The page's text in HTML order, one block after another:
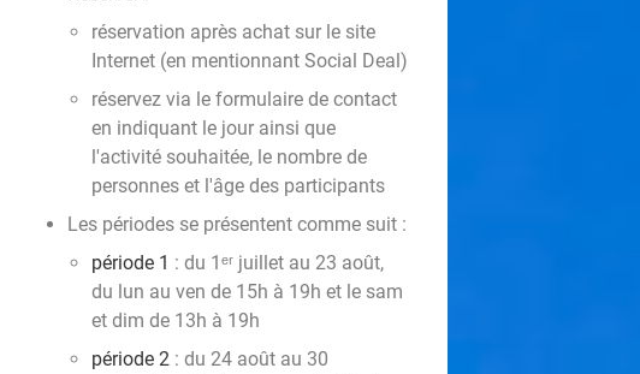
réservation après achat sur le site
Internet (en mentionnant Social Deal)
réservez via le formulaire de contact
en indiquant le jour ainsi que
l'activité souhaitée, le nombre de
personnes et l'âge des participants
Les périodes se présentent comme suit :
​période 1 : du 1ᵉʳ juillet au 23 août,
du lun au ven de 15h à 19h et le sam
et dim de 13h à 19h
période 2 : du 24 août au 30